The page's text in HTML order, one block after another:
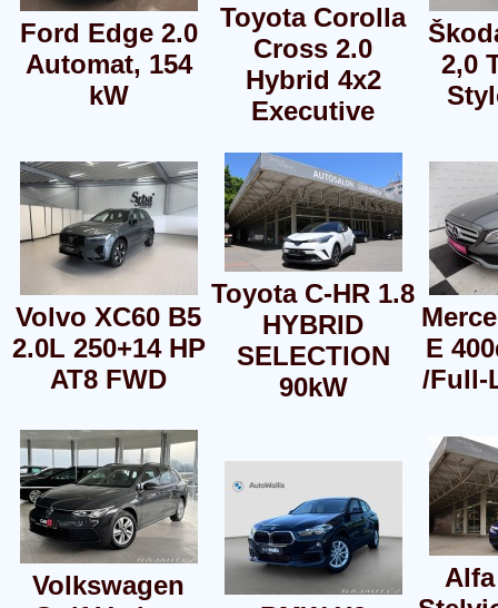
Ford Edge 2.0
Automat, 154
kW
Toyota Corolla
Cross 2.0
Hybrid 4x2
Executive
2,0
Volvo XC60 B5
2.0L 250+14 HP
AT8 FWD
Toyota C-HR 1.8
HYBRID
SELECTION
90kW
E
/Full-
Volkswagen